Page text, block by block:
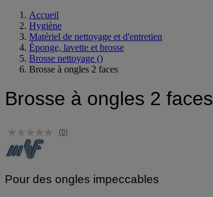
Accueil
Hygiène
Matériel de nettoyage et d'entretien
Éponge, lavette et brosse
Brosse nettoyage ()
Brosse à ongles 2 faces
Brosse à ongles 2 faces
(0)
Pour des ongles impeccables